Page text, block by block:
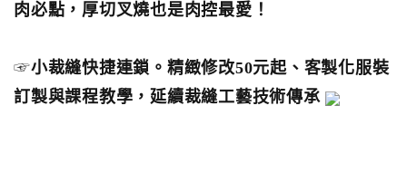
肉必點，厚切叉燒也是肉控最愛！
☞小裁縫快捷連鎖。精緻修改50元起、客製化服裝
訂製與課程教學，延續裁縫工藝技術傳承